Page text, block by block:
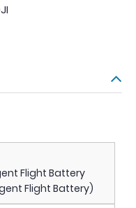
Flight Battery
Flight Battery)